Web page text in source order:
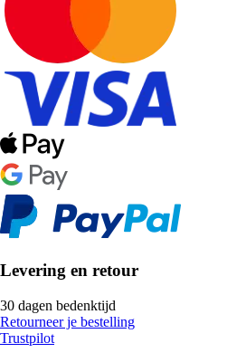
Levering en retour
30 dagen bedenktijd
Retourneer je bestelling
Trustpilot